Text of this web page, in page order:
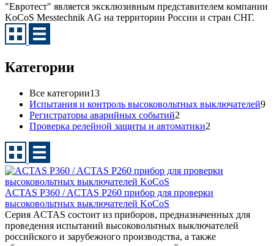
"Евротест" является эксклюзивным представителем компании
KoCoS Messtechnik AG на территории России и стран СНГ.
Категории
Все категории13
Испытания и контроль высоковольтных выключателей9
Регистраторы аварийных событий2
Проверка релейной защиты и автоматики2
ACTAS P360 / ACTAS P260 прибор для проверки
высоковольтных выключателей KoCoS
Серия ACTAS состоит из приборов, предназначенных для
проведения испытаний высоковольтных выключателей
российского и зарубежного производства, а также